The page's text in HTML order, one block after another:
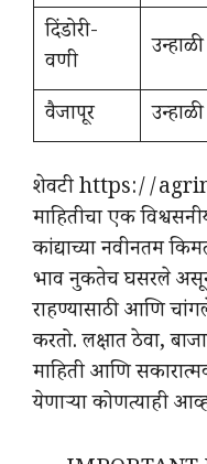
दिंडोरी-
वणी
उन्हाळी
वैजापूर उन्हाळी
शेवटी https://
माहितीचा एक
कांद्याच्या नवीनतम
भाव नुकतेच घसरले
राहण्यासाठी आणि
करतो. लक्षात ठेवा,
माहिती आणि
येणाऱ्या कोणत्याही